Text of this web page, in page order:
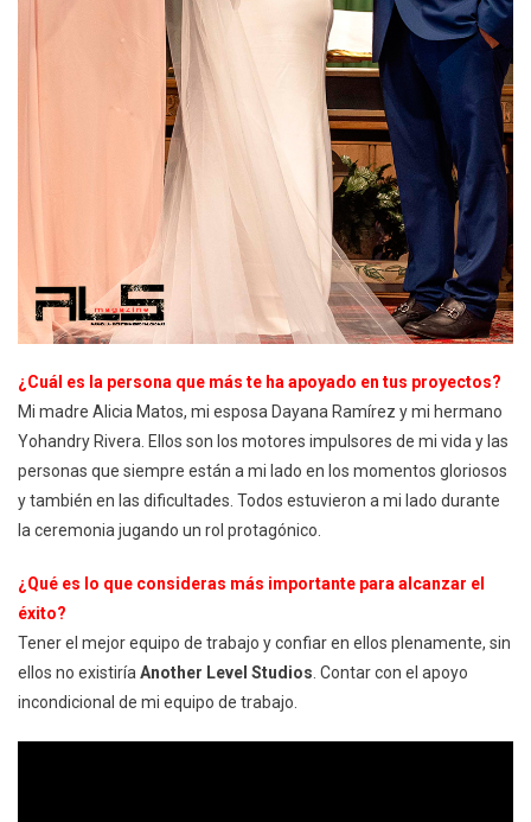
¿Cuál es la persona que más te ha apoyado en tus proyectos?
Mi madre Alicia Matos, mi esposa Dayana Ramírez y mi hermano
Yohandry Rivera. Ellos son los motores impulsores de mi vida y las
personas que siempre están a mi lado en los momentos gloriosos
y también en las dificultades. Todos estuvieron a mi lado durante
la ceremonia jugando un rol protagónico.
¿Qué es lo que consideras más importante para alcanzar el
éxito?
Tener el mejor equipo de trabajo y confiar en ellos plenamente, sin
ellos no existiría Another Level Studios . Contar con el apoyo
incondicional de mi equipo de trabajo.